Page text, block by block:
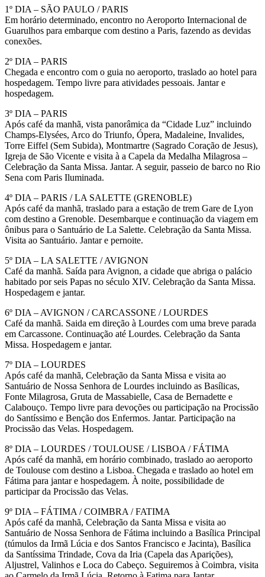
1º DIA – SÃO PAULO / PARIS
Em horário determinado, encontro no Aeroporto Internacional de
Guarulhos para embarque com destino a Paris, fazendo as devidas
conexões.
2º DIA – PARIS
Chegada e encontro com o guia no aeroporto, traslado ao hotel para
hospedagem. Tempo livre para atividades pessoais. Jantar e
hospedagem.
3º DIA – PARIS
Após café da manhã, vista panorâmica da “Cidade Luz” incluindo
Champs-Elysées, Arco do Triunfo, Ópera, Madaleine, Invalides,
Torre Eiffel (Sem Subida), Montmartre (Sagrado Coração de Jesus),
Igreja de São Vicente e visita à a Capela da Medalha Milagrosa –
Celebração da Santa Missa. Jantar. A seguir, passeio de barco no Rio
Sena com Paris Iluminada.
4º DIA – PARIS / LA SALETTE (GRENOBLE)
Após café da manhã, traslado para a estação de trem Gare de Lyon
com destino a Grenoble. Desembarque e continuação da viagem em
ônibus para o Santuário de La Salette. Celebração da Santa Missa.
Visita ao Santuário. Jantar e pernoite.
5º DIA – LA SALETTE / AVIGNON
Café da manhã. Saída para Avignon, a cidade que abriga o palácio
habitado por seis Papas no século XIV. Celebração da Santa Missa.
Hospedagem e jantar.
6º DIA – AVIGNON / CARCASSONE / LOURDES
Café da manhã. Saida em direção à Lourdes com uma breve parada
em Carcassone. Continuação até Lourdes. Celebração da Santa
Missa. Hospedagem e jantar.
7º DIA – LOURDES
Após café da manhã, Celebração da Santa Missa e visita ao
Santuário de Nossa Senhora de Lourdes incluindo as Basílicas,
Fonte Milagrosa, Gruta de Massabielle, Casa de Bernadette e
Calabouço. Tempo livre para devoções ou participação na Procissão
do Santíssimo e Benção dos Enfermos. Jantar. Participação na
Procissão das Velas. Hospedagem.
8º DIA – LOURDES / TOULOUSE / LISBOA / FÁTIMA
Após café da manhã, em horário combinado, traslado ao aeroporto
de Toulouse com destino a Lisboa. Chegada e traslado ao hotel em
Fátima para jantar e hospedagem. À noite, possibilidade de
participar da Procissão das Velas.
9º DIA – FÁTIMA / COIMBRA / FATIMA
Após café da manhã, Celebração da Santa Missa e visita ao
Santuário de Nossa Senhora de Fátima incluindo a Basílica Principal
(túmulos da Irmã Lúcia e dos Santos Francisco e Jacinta), Basílica
da Santíssima Trindade, Cova da Iria (Capela das Aparições),
Aljustrel, Valinhos e Loca do Cabeço. Seguiremos à Coimbra, visita